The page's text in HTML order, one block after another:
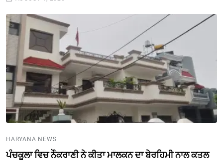
HARYANA NEWS
ਪੰਚਕੂਲਾ ਵਿਚ ਨੌਕਰਾਣੀ ਨੇ ਕੀਤਾ ਮਾਲਕਨ ਦਾ ਬੇਰਹਿਮੀ ਨਾਲ ਕਤਲ